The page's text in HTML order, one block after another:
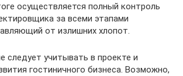
осуществляется полный контроль
за всеми этапами
от излишних хлопот.
следует учитывать в проекте и
гостиничного бизнеса. Возможно,